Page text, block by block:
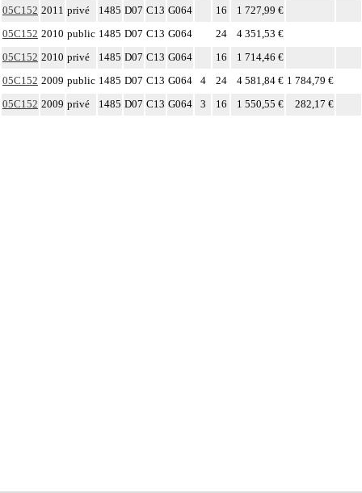
05C152 2011 privé 1485 D07 C13 G064 16
1 727,99 €
05C152 2010 public 1485 D07 C13 G064 24
4 351,53 €
05C152 2010 privé 1485 D07 C13 G064 16
1 714,46 €
05C152 2009 public 1485 D07 C13 G064 4 24 4 581,84 € 1 784,79 €
05C152 2009 privé 1485 D07 C13 G064 3 16 1 550,55 € 282,17 €